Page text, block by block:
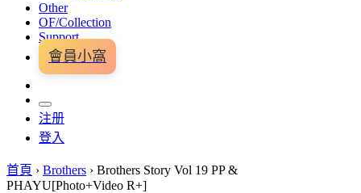
Other
OF/Collection
Support
會員小窩
注册
登入
首頁 › Brothers › Brothers Story Vol 19 PP &
PHAYU[Photo+Video R+]